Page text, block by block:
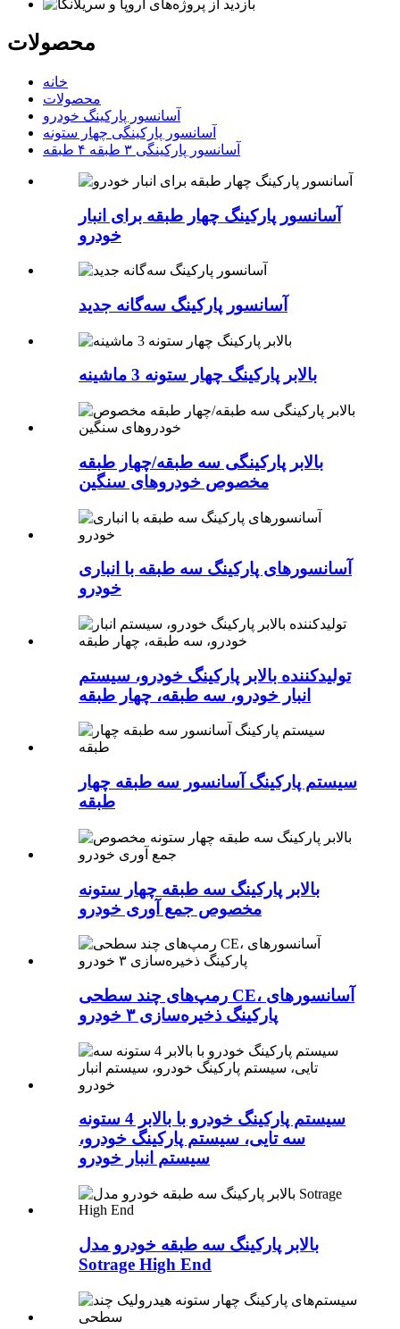
محصولات
خانه
محصولات
آسانسور پارکینگ خودرو
آسانسور پارکینگی چهار ستونه
آسانسور پارکینگی ۳ طبقه ۴ طبقه
آسانسور پارکینگ چهار طبقه برای انبار
خودرو
آسانسور پارکینگ سه‌گانه جدید
بالابر پارکینگ چهار ستونه 3 ماشینه
بالابر پارکینگی سه طبقه/چهار طبقه
مخصوص خودروهای سنگین
آسانسورهای پارکینگ سه طبقه با انباری
خودرو
تولیدکننده بالابر پارکینگ خودرو، سیستم
انبار خودرو، سه طبقه، چهار طبقه
سیستم پارکینگ آسانسور سه طبقه چهار
طبقه
بالابر پارکینگ سه طبقه چهار ستونه
مخصوص جمع آوری خودرو
رمپ‌های چند سطحی CE، آسانسورهای
پارکینگ ذخیره‌سازی ۳ خودرو
سیستم پارکینگ خودرو با بالابر 4 ستونه
سه تایی، سیستم پارکینگ خودرو،
سیستم انبار خودرو
بالابر پارکینگ سه طبقه خودرو مدل
Sotrage High End